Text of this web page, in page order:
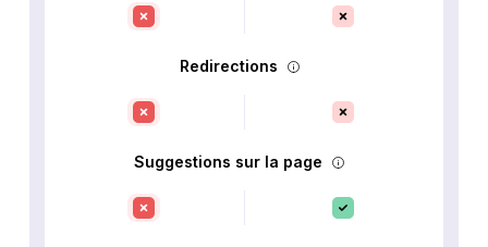
Redirections
Suggestions sur la page